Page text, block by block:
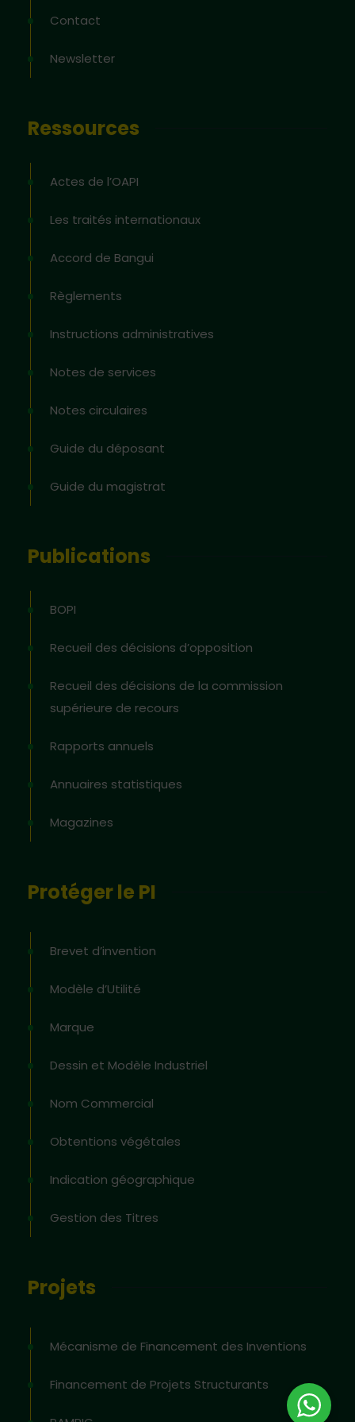
Contact
Newsletter
Ressources
Actes de l’OAPI
Les traités internationaux
Accord de Bangui
Règlements
Instructions administratives
Notes de services
Notes circulaires
Guide du déposant
Guide du magistrat
Publications
BOPI
Recueil des décisions d’opposition
Recueil des décisions de la commission
supérieure de recours
Rapports annuels
Annuaires statistiques
Magazines
Protéger le PI
Brevet d’invention
Modèle d’Utilité
Marque
Dessin et Modèle Industriel
Nom Commercial
Obtentions végétales
Indication géographique
Gestion des Titres
Projets
Mécanisme de Financement des Inventions
Financement de Projets Structurants